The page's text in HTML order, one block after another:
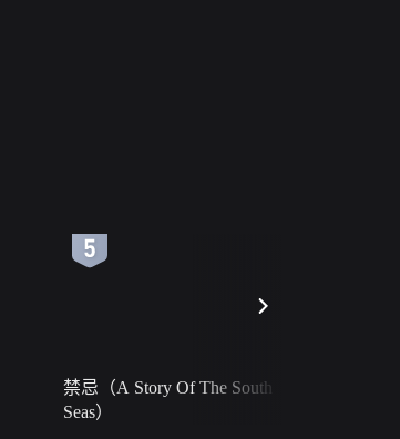
禁忌（A Story Of The South
Seas）